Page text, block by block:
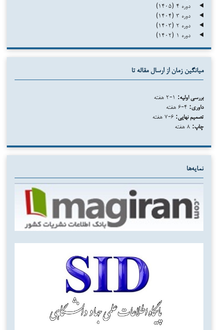
دوره ۴ (۱۴۰۵)
دوره ۳ (۱۴۰۴)
دوره ۲ (۱۴۰۳)
دوره ۱ (۱۴۰۲)
میانگین زمان از ارسال مقاله تا
بررسی اولیه:
داوری:
تصمیم نهایی:
چاپ:
نمایه‌ها